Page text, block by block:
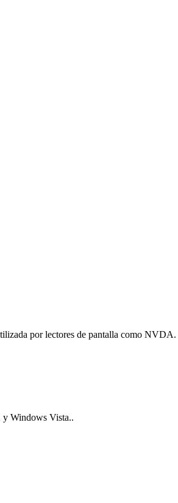
por lectores de pantalla como NVDA.
y Windows Vista..